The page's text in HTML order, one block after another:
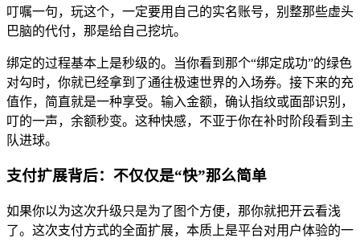
叮嘱一句，玩这个，一定要用自己的实名账号，别整那些虚头
巴脑的代付，那是给自己挖坑。
绑定的过程基本上是秒级的。当你看到那个“绑定成功”的绿色
对勾时，你就已经拿到了通往极速世界的入场券。接下来的充
值作，简直就是一种享受。输入金额，确认指纹或面部识别，
叮的一声，余额秒变。这种快感，不亚于你在补时阶段看到主
队进球。
支付扩展背后：不仅仅是“快”那么简单
如果你以为这次升级只是为了图个方便，那你就把开云看浅
了。这次支付方式的全面扩展，本质上是平台对用户体验的一